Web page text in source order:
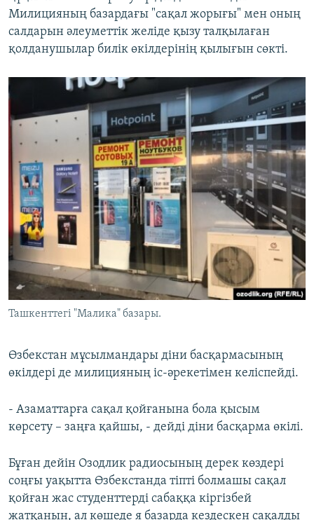
Милицияның базардағы "сақал жорығы" мен оның
салдарын әлеуметтік желіде қызу талқылаған
қолданушылар билік өкілдерінің қылығын сөкті.
Ташкенттегі "Малика" базары.
Өзбекстан мұсылмандары діни басқармасының
өкілдері де милицияның іс-әрекетімен келіспейді.
- Азаматтарға сақал қойғанына бола қысым
көрсету – заңға қайшы, - дейді діни басқарма өкілі.
Бұған дейін Озодлик радиосының дерек көздері
соңғы уақытта Өзбекстанда тіпті болмашы сақал
қойған жас студенттерді сабаққа кіргізбей
жатқанын, ал көшеде я базарда кездескен сақалды